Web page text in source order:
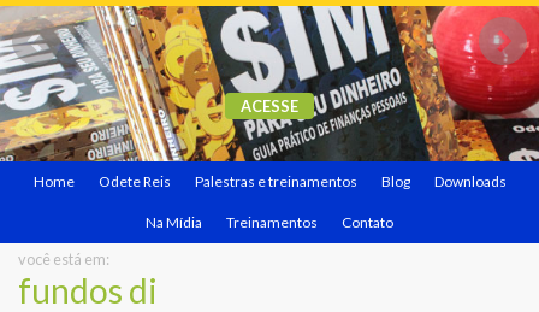
ACESSE
Home Odete Reis Palestras e treinamentos Blog Downloads
Na Mídia Treinamentos Contato
você está em:
fundos di